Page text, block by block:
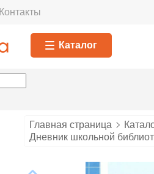
Контакты
Каталог
Главная страница
Дневник школьной